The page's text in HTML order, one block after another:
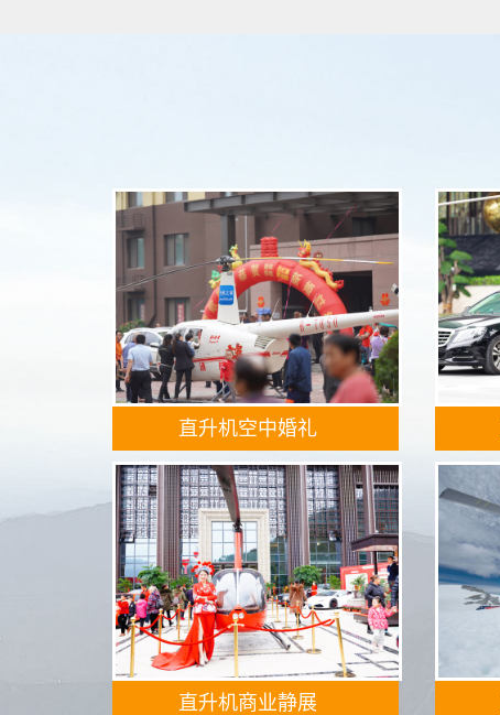
直升机空中婚礼
直升机商业静展